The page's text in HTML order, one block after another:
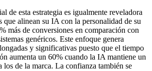
de esta estrategia es igualmente reveladora
que alinean su IA con la personalidad de su
más de conversiones en comparación con
genéricos. Este enfoque genera
y significativas puesto que el tiempo
aumenta un 60% cuando la IA mantiene un
los de la marca. La confianza también se